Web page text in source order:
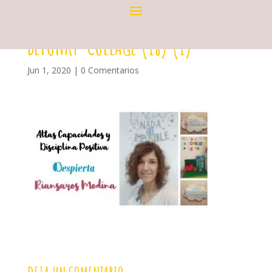
BEFUNKY-COLLAGE (18) (1)
Jun 1, 2020 | 0 Comentarios